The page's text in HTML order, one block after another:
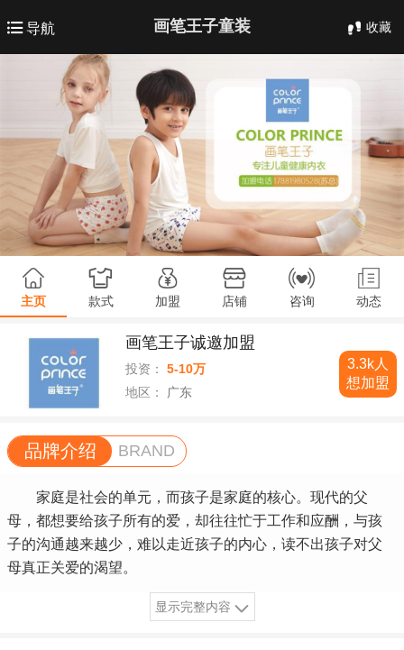
导航 画笔王子童装 收藏
主页 款式 加盟 店铺 咨询 动态
画笔王子诚邀加盟
投资：
5-10万
地区：
广东
3.3k人
想加盟
品牌介绍 BRAND
家庭是社会的单元，而孩子是家庭的核心。现代的父
母，都想要给孩子所有的爱，却往往忙于工作和应酬，与孩
子的沟通越来越少，难以走近孩子的内心，读不出孩子对父
母真正关爱的渴望。
显示完整内容